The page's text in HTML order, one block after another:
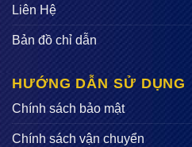
Liên Hệ
Bản đồ chỉ dẫn
HƯỚNG DẪN SỬ DỤNG
Chính sách bảo mật
Chính sách vận chuyển